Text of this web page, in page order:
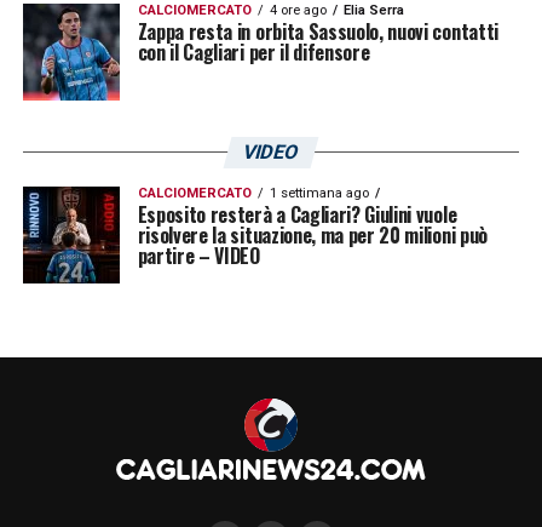
CALCIOMERCATO 4 ore ago Elia Serra
Zappa resta in orbita Sassuolo, nuovi contatti
con il Cagliari per il difensore
VIDEO
CALCIOMERCATO 1 settimana ago
Esposito resterà a Cagliari? Giulini vuole
risolvere la situazione, ma per 20 milioni può
partire – VIDEO